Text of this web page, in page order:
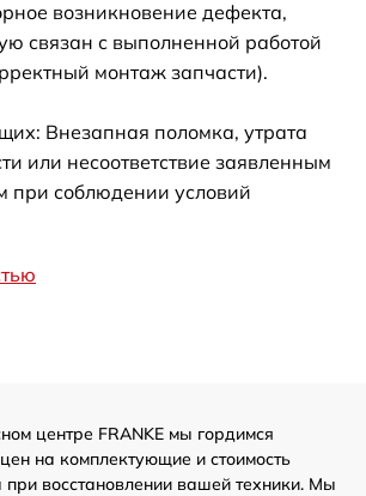
возникновение дефекта,
связан с выполненной работой
монтаж запчасти).
Внезапная поломка, утрата
или несоответствие заявленным
при соблюдении условий
центре FRANKE мы гордимся
на комплектующие и стоимость
при восстановлении вашей техники. Мы